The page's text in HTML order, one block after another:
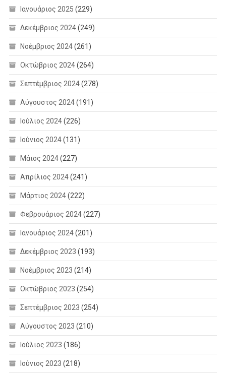
Ιανουάριος 2025 (229)
Δεκέμβριος 2024(249)
Νοέμβριος 2024(261)
Οκτώβριος 2024(264)
Σεπτέμβριος 2024(278)
Αύγουστος 2024(191)
Ιούλιος 2024(226)
Ιούνιος 2024(131)
Μάιος 2024(227)
Απρίλιος 2024(241)
Μάρτιος 2024(222)
Φεβρουάριος 2024(227)
Ιανουάριος 2024(201)
Δεκέμβριος 2023 (193)
Νοέμβριος 2023 (214)
Οκτώβριος 2023 (254)
Σεπτέμβριος 2023 (254)
Αύγουστος 2023 (210)
Ιούλιος 2023 (186)
Ιούνιος 2023 (218)